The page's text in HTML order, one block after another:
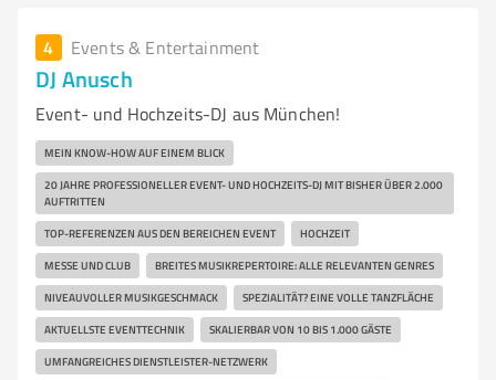
4 Events & Entertainment
DJ Anusch
Event- und Hochzeits-DJ aus München!
MEIN KNOW-HOW AUF EINEM BLICK
20 JAHRE PROFESSIONELLER EVENT- UND HOCHZEITS-DJ MIT BISHER ÜBER 2.000
AUFTRITTEN
TOP-REFERENZEN AUS DEN BEREICHEN EVENT HOCHZEIT
MESSE UND CLUB BREITES MUSIKREPERTOIRE: ALLE RELEVANTEN GENRES
NIVEAUVOLLER MUSIKGESCHMACK SPEZIALITÄT? EINE VOLLE TANZFLÄCHE
AKTUELLSTE EVENTTECHNIK SKALIERBAR VON 10 BIS 1.000 GÄSTE
UMFANGREICHES DIENSTLEISTER-NETZWERK